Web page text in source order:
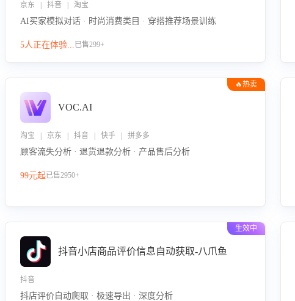
京东 | 抖音 | 淘宝
AI买家模拟对话 · 时尚消费类目 · 穿搭推荐场景训练
5人正在体验...已售299+
🔥热卖
VOC.AI
淘宝 | 京东 | 抖音 | 快手 | 拼多多
顾客流失分析 · 退货退款分析 · 产品售后分析
99元起已售2950+
生效中
抖音小店商品评价信息自动获取-八爪鱼
抖音
抖店评价自动爬取 · 极速导出 · 深度分析